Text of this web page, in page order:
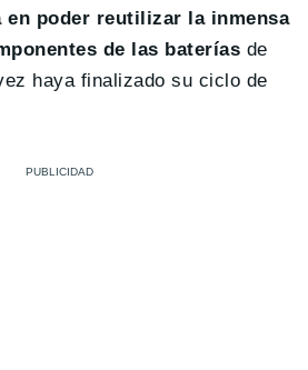
en poder reutilizar la inmensa
de las baterías de
haya finalizado su ciclo de